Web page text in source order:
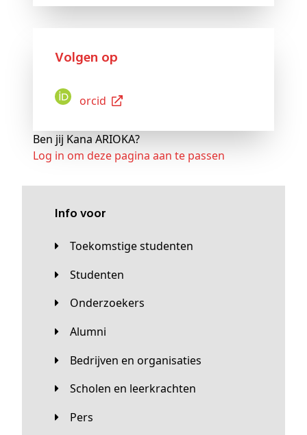
Volgen op
Orcid
Ben jij Kana ARIOKA?
Log in om deze pagina aan te passen
Info voor
Toekomstige studenten
Studenten
Onderzoekers
Alumni
Bedrijven en organisaties
Scholen en leerkrachten
Pers